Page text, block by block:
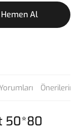
Hemen Al
50*80